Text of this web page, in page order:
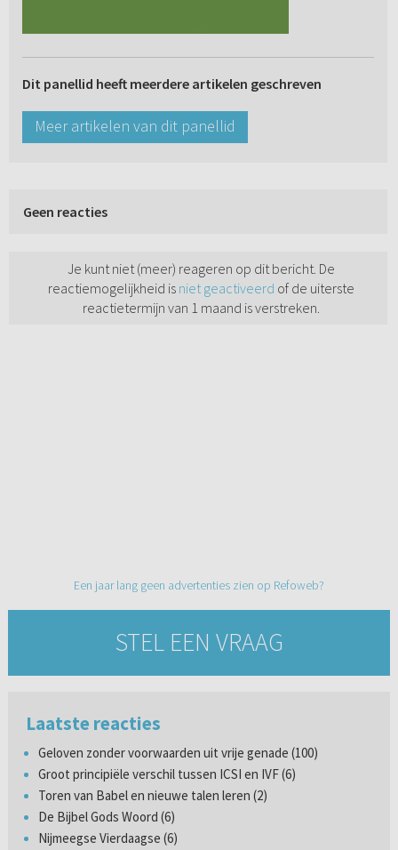
Dit panellid heeft meerdere artikelen geschreven
Meer artikelen van dit panellid
Geen reacties
Je kunt niet (meer) reageren op dit bericht. De
reactiemogelijkheid is niet geactiveerd of de uiterste
reactietermijn van 1 maand is verstreken.
Een jaar lang geen advertenties zien op Refoweb?
STEL EEN VRAAG
Laatste reacties
Geloven zonder voorwaarden uit vrije genade (100)
Groot principiële verschil tussen ICSI en IVF (6)
Toren van Babel en nieuwe talen leren (2)
De Bijbel Gods Woord (6)
Nijmeegse Vierdaagse (6)